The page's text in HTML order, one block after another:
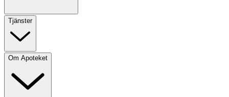
Tjänster
Om Apoteket